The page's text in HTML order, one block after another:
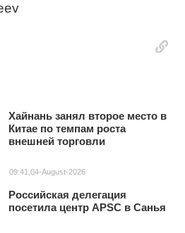
Хайнань занял второе место в
Китае по темпам роста
внешней торговли
09:41,04-August-2026
Российская делегация
посетила центр APSC в Санья